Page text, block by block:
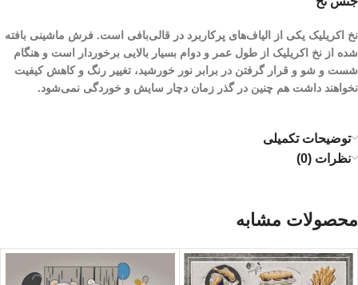
نخ اکریلیک یکی از الیاف­‌های پرکاربرد در قالی‌بافی است. فرش ماشینی بافته
شده از نخ اکریلیک از طول عمر و دوام بسیار بالایی برخوردار است و هنگام
شست و شو و قرار گرفتن در برابر نور خورشید، تغییر رنگ و کاهش کیفیت
نخواهند داشت هم چنین در گذر زمان دچار سایش و خوردگی نمی‌شود.
توضیحات تکمیلی
نظرات (0)
محصولات مشابه